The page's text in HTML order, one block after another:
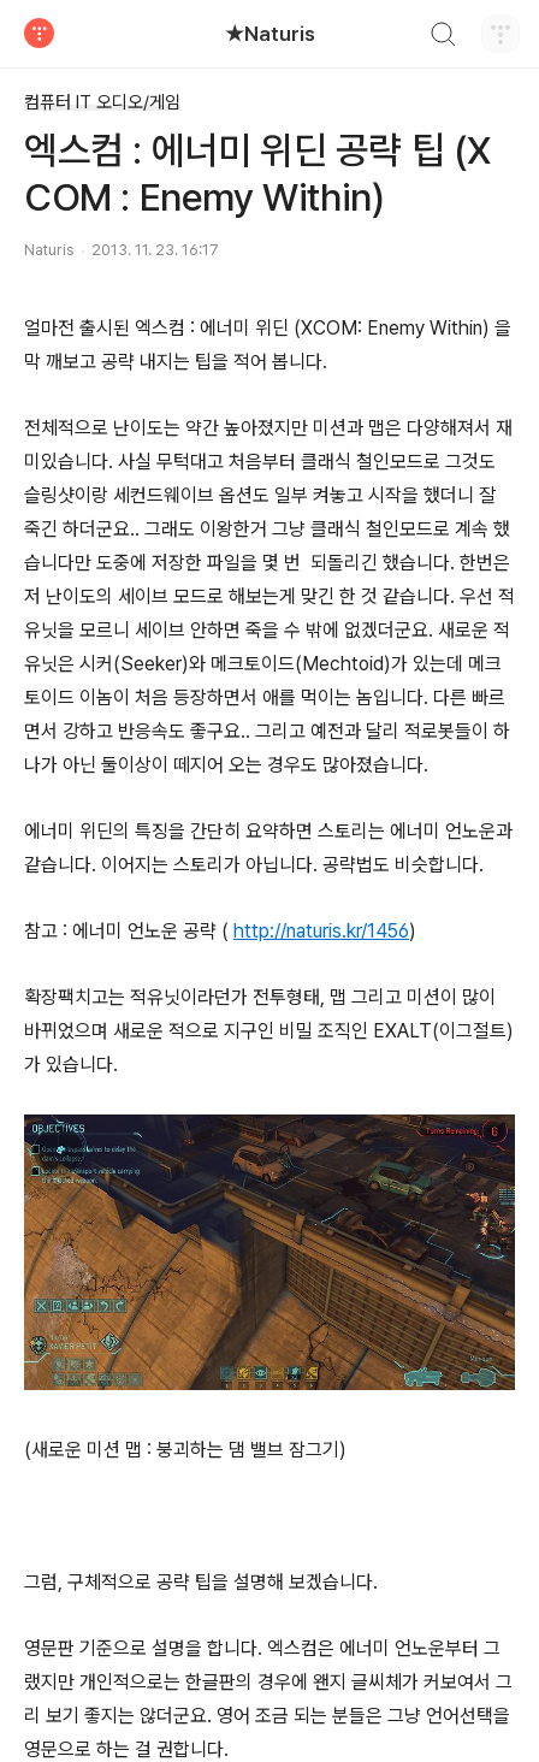
★Naturis
컴퓨터 IT 오디오/게임
엑스컴 : 에너미 위딘 공략 팁 (X
COM : Enemy Within)
Naturis 2013. 11. 23. 16:17
얼마전 출시된 엑스컴 : 에너미 위딘 (XCOM: Enemy Within) 을
막 깨보고 공략 내지는 팁을 적어 봅니다.
전체적으로 난이도는 약간 높아졌지만 미션과 맵은 다양해져서 재
미있습니다. 사실 무턱대고 처음부터 클래식 철인모드로 그것도
슬링샷이랑 세컨드웨이브 옵션도 일부 켜놓고 시작을 했더니 잘
죽긴 하더군요.. 그래도 이왕한거 그냥 클래식 철인모드로 계속 했
습니다만 도중에 저장한 파일을 몇 번 되돌리긴 했습니다. 한번은
저 난이도의 세이브 모드로 해보는게 맞긴 한 것 같습니다. 우선 적
유닛을 모르니 세이브 안하면 죽을 수 밖에 없겠더군요. 새로운 적
유닛은 시커(Seeker)와 메크토이드(Mechtoid)가 있는데 메크
토이드 이놈이 처음 등장하면서 애를 먹이는 놈입니다. 다른 빠르
면서 강하고 반응속도 좋구요.. 그리고 예전과 달리 적로봇들이 하
나가 아닌 둘이상이 떼지어 오는 경우도 많아졌습니다.
에너미 위딘의 특징을 간단히 요약하면 스토리는 에너미 언노운과
같습니다. 이어지는 스토리가 아닙니다. 공략법도 비슷합니다.
참고 : 에너미 언노운 공략 ( http://naturis.kr/1456)
확장팩치고는 적유닛이라던가 전투형태, 맵 그리고 미션이 많이
바뀌었으며 새로운 적으로 지구인 비밀 조직인 EXALT(이그절트)
가 있습니다.
(새로운 미션 맵 : 붕괴하는 댐 밸브 잠그기)
그럼, 구체적으로 공략 팁을 설명해 보겠습니다.
영문판 기준으로 설명을 합니다. 엑스컴은 에너미 언노운부터 그
랬지만 개인적으로는 한글판의 경우에 왠지 글씨체가 커보여서 그
리 보기 좋지는 않더군요. 영어 조금 되는 분들은 그냥 언어선택을
영문으로 하는 걸 권합니다.